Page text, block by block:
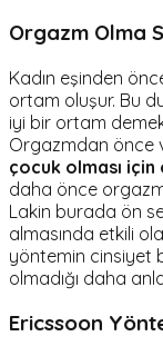
Orgazm Olma
Kadın eşinden
ortam oluşur. Bu
iyi bir ortam
Orgazmdan önce
çocuk olması
daha önce
Lakin burada ön
almasında etkili
yöntemin cinsiyet
olmadığı daha
Ericssoon